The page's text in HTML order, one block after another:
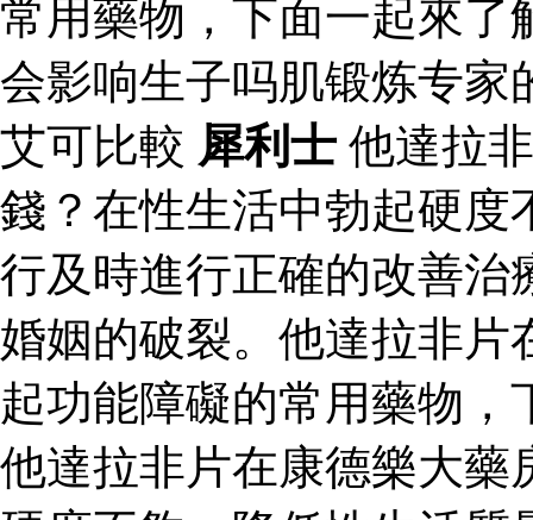
常用藥物，下面一起來
会影响生子吗肌锻炼专
艾可比較 犀利士 他達拉
錢？在性生活中勃起硬度
行及時進行正確的改善治
婚姻的破裂。他達拉非片
起功能障礙的常用藥物
他達拉非片在康德樂大藥